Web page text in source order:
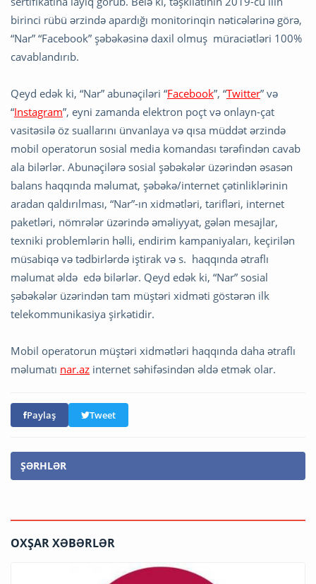
birinci rübü ərzində apardığı monitorinqin nəticələrinə görə,
“Nar” “Facebook” şəbəkəsinə daxil olmuş müraciətləri 100%
cavablandırıb.
Qeyd edək ki, “Nar” abunəçiləri “Facebook”, “Twitter” və
“Instagram”, eyni zamanda elektron poçt və onlayn-çat
vasitəsilə öz suallarını ünvanlaya və qısa müddət ərzində
mobil operatorun sosial media komandası tərəfindən cavab
ala bilərlər. Abunəçilərə sosial şəbəkələr üzərindən əsasən
balans haqqında məlumat, şəbəkə/internet çətinliklərinin
aradan qaldırılması, “Nar”-ın xidmətləri, tarifləri, internet
paketləri, nömrələr üzərində əməliyyat, gələn mesajlar,
texniki problemlərin həlli, endirim kampaniyaları, keçirilən
müsabiqə və tədbirlərdə iştirak və s. haqqında ətraflı
məlumat əldə edə bilərlər. Qeyd edək ki, “Nar” sosial
şəbəkələr üzərindən tam müştəri xidməti göstərən ilk
telekommunikasiya şirkətidir.
Mobil operatorun müştəri xidmətləri haqqında daha ətraflı
məlumatı nar.az internet səhifəsindən əldə etmək olar.
Paylaş Tweet
ŞƏRHLƏR
OXŞAR XƏBƏRLƏR